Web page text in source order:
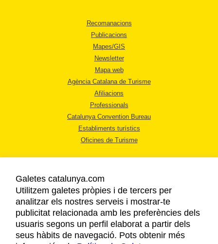
Recomanacions
Publicacions
Mapes/GIS
Newsletter
Mapa web
Agència Catalana de Turisme
Afiliacions
Professionals
Catalunya Convention Bureau
Establiments turístics
Oficines de Turisme
AVÍS LEGAL
POLÍTICA DE PRIVACITAT
COOKIES
Galetes catalunya.com
Utilitzem galetes pròpies i de tercers per
analitzar els nostres serveis i mostrar-te
publicitat relacionada amb les preferències dels
usuaris segons un perfil elaborat a partir dels
seus hàbits de navegació. Pots obtenir més